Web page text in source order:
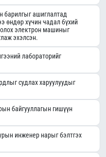
барилгыг ашиглалтад
өндөр хүчин чадал бүхий
электрон машиныг
эхэлсэн.
лабораторийг
судлах харуулуудыг
байгууллагын гишүүн
инженер нарыг бэлтгэх